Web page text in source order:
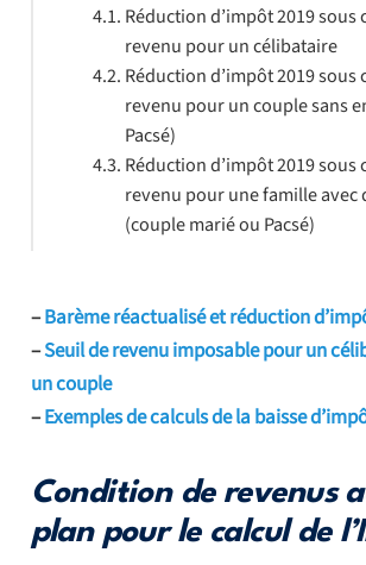
–Barème réactualisé et réduction
–Seuil de revenu imposable pour un
un couple
–Exemples de calculs de la baisse
Condition de revenus
plan pour le calcul de
Réduction d’impôt 2019
revenu pour un célibataire
Réduction d’impôt 2019
revenu pour un couple sans
Pacsé)
Réduction d’impôt 2019
revenu pour une famille avec
(couple marié ou Pacsé)